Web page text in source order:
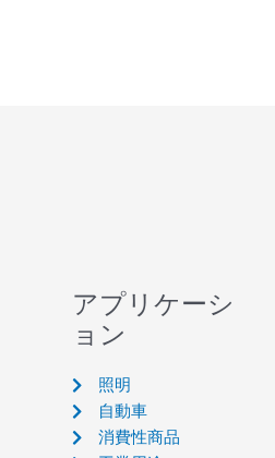
アプリケーシ
ョン
照明
自動車
消費性商品